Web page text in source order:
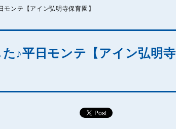
ンテ【アイン弘明寺保育園】
♪平日モンテ【アイン弘明寺